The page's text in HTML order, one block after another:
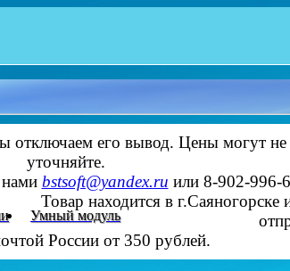
Умный модуль
его вывод. Цены могут не
уточняйте.
bstsoft@yandex.ru или 8-902-996-
Товар находится в г.Саяногорске
России от 350 рублей.